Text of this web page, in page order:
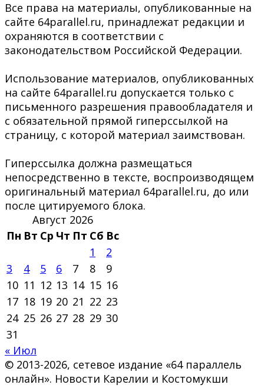
Все права на материалы, опубликованные на
сайте 64parallel.ru, принадлежат редакции и
охраняются в соответствии с
законодательством Российской Федерации.
Использование материалов, опубликованных
на сайте 64parallel.ru допускается только с
письменного разрешения правообладателя и
с обязательной прямой гиперссылкой на
страницу, с которой материал заимствован.
Гиперссылка должна размещаться
непосредственно в тексте, воспроизводящем
оригинальный материал 64parallel.ru, до или
после цитируемого блока.
Август 2026
Пн Вт Ср Чт Пт Сб Вс
1
2
3
4 5 6 7 8
9
10 11 12 13 14 15 16
17 18 19 20 21 22 23
24 25 26 27 28 29 30
31
« Июл
© 2013-2026, сетевое издание «64 параллель
онлайн». Новости Карелии и Костомукши